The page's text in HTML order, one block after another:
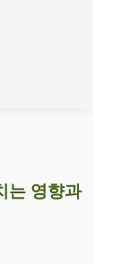
는 영향과